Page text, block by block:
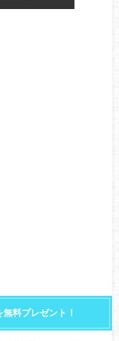
料プレゼント！